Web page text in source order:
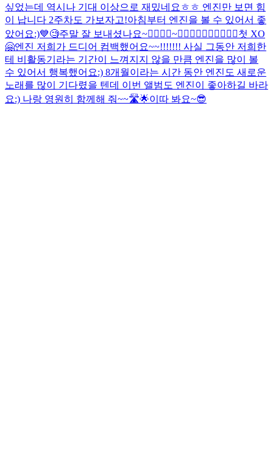
싶었는데 역시나 기대 이상으로 재밌네요ㅎㅎ 엔진만 보면 힘
이 납니다 2주차도 가보자고!아침부터 엔진을 볼 수 있어서 좋
았어요:)💙🧐주말 잘 보내셨나요~🙅‍♂️🙆‍♂️~🙆‍♂️🙆‍♂️🙆‍♂️🙆‍♂️🙆‍♂️첫 XO
🤗엔진 저희가 드디어 컴백했어요~~!!!!!!! 사실 그동안 저희한
테 비활동기라는 기간이 느껴지지 않을 만큼 엔진을 많이 볼
수 있어서 행복했어요:) 8개월이라는 시간 동안 엔진도 새로운
노래를 많이 기다렸을 텐데 이번 앨범도 엔진이 좋아하길 바라
요:) 나랑 영원히 함께해 줘~~🛣🌟이따 봐요~😎